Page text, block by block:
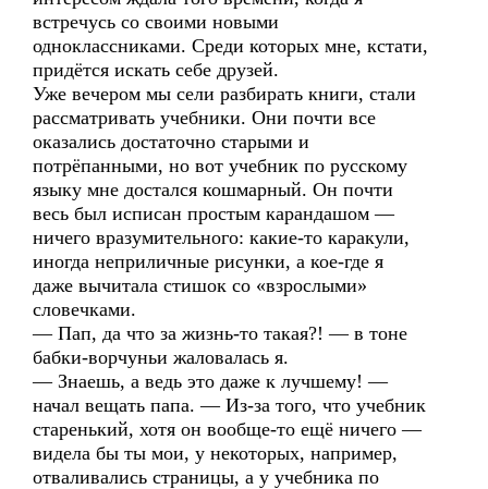
встречусь со своими новыми
одноклассниками. Среди которых мне, кстати,
придётся искать себе друзей.
Уже вечером мы сели разбирать книги, стали
рассматривать учебники. Они почти все
оказались достаточно старыми и
потрёпанными, но вот учебник по русскому
языку мне достался кошмарный. Он почти
весь был исписан простым карандашом —
ничего вразумительного: какие-то каракули,
иногда неприличные рисунки, а кое-где я
даже вычитала стишок со «взрослыми»
словечками.
— Пап, да что за жизнь-то такая?! — в тоне
бабки-ворчуньи жаловалась я.
— Знаешь, а ведь это даже к лучшему! —
начал вещать папа. — Из-за того, что учебник
старенький, хотя он вообще-то ещё ничего —
видела бы ты мои, у некоторых, например,
отваливались страницы, а у учебника по